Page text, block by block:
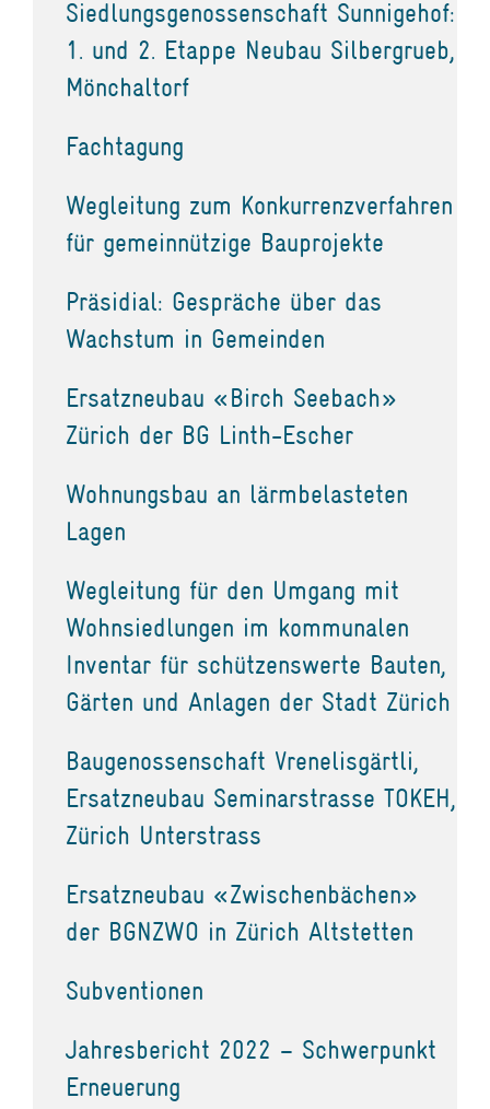
Siedlungsgenossenschaft Sunnigehof:
1. und 2. Etappe Neubau Silbergrueb,
Mönchaltorf
Fachtagung
Wegleitung zum Konkurrenzverfahren
für gemeinnützige Bauprojekte
Präsidial: Gespräche über das
Wachstum in Gemeinden
Ersatzneubau «Birch Seebach»
Zürich der BG Linth-Escher
Wohnungsbau an lärmbelasteten
Lagen
Wegleitung für den Umgang mit
Wohnsiedlungen im kommunalen
Inventar für schützenswerte Bauten,
Gärten und Anlagen der Stadt Zürich
Baugenossenschaft Vrenelisgärtli,
Ersatzneubau Seminarstrasse TOKEH,
Zürich Unterstrass
Ersatzneubau «Zwischenbächen»
der BGNZWO in Zürich Altstetten
Subventionen
Jahresbericht 2022 – Schwerpunkt
Erneuerung